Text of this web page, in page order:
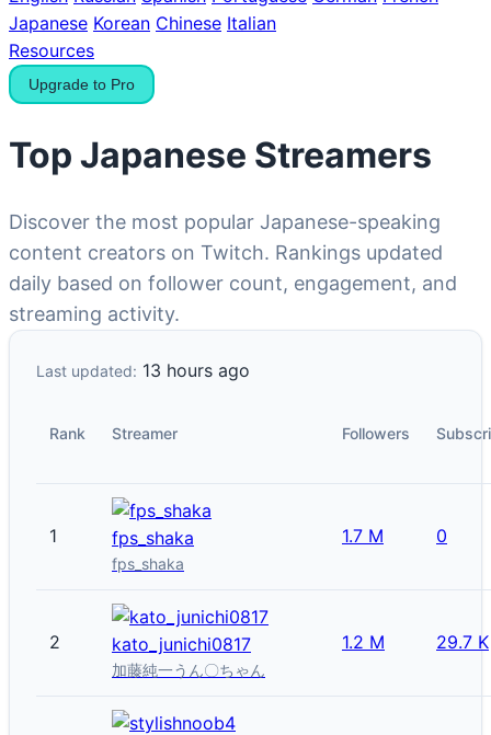
Japanese Korean Chinese Italian
Resources
Upgrade to Pro
Top Japanese Streamers
Discover the most popular Japanese-speaking
content creators on Twitch. Rankings updated
daily based on follower count, engagement, and
streaming activity.
Last updated: 13 hours ago
Rank Streamer Followers
1 fps_shaka
fps_shaka
1.7 M 0
2 kato_junichi0817
加藤純一うん〇ちゃん
1.2 M 29.7 K